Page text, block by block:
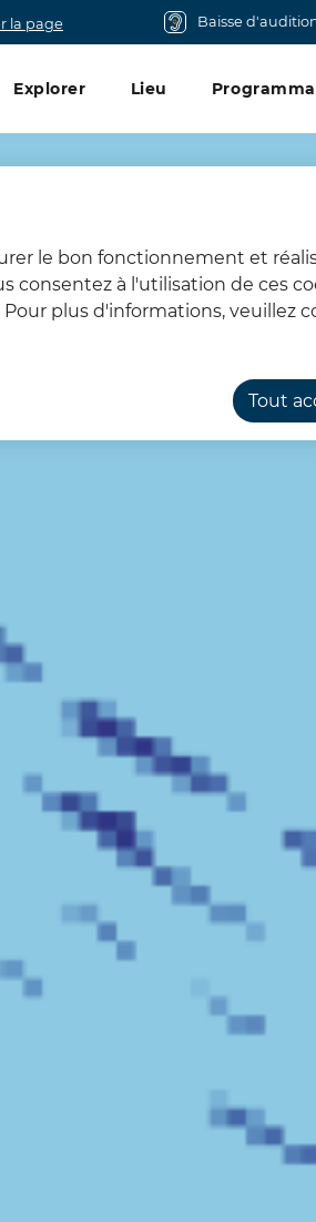
le bon fonctionnement et
consentez à l'utilisation de ces
plus d'informations, veuillez
Tout
Baisse
la page
Explorer Lieu